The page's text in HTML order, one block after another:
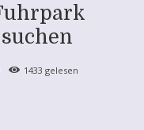
1433 gelesen